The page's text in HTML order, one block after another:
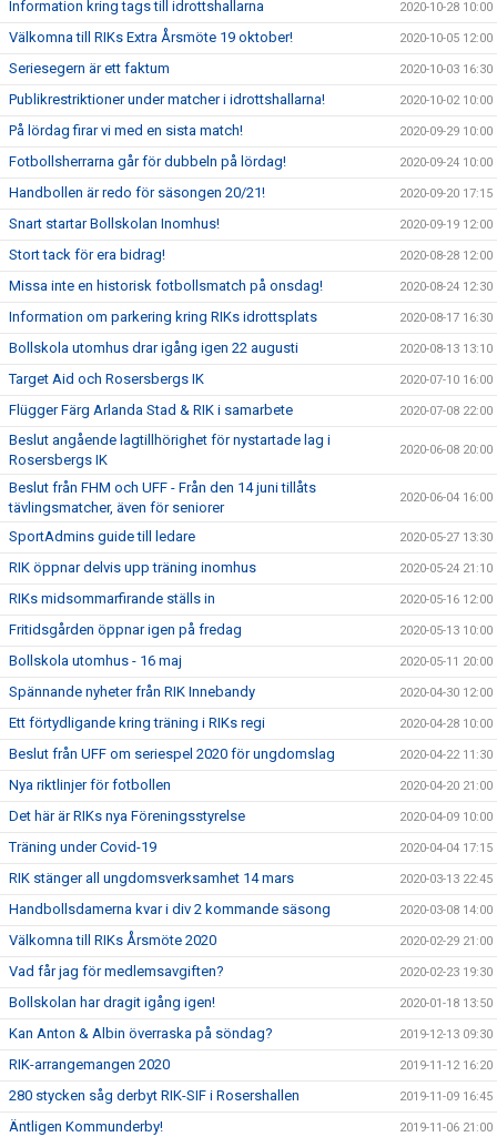
Information kring tags till idrottshallarna 2020-10-28 10:00
Välkomna till RIKs Extra Årsmöte 19 oktober! 2020-10-05 12:00
Seriesegern är ett faktum 2020-10-03 16:30
Publikrestriktioner under matcher i idrottshallarna! 2020-10-02 10:00
På lördag firar vi med en sista match! 2020-09-29 10:00
Fotbollsherrarna går för dubbeln på lördag! 2020-09-24 10:00
Handbollen är redo för säsongen 20/21! 2020-09-20 17:15
Snart startar Bollskolan Inomhus! 2020-09-19 12:00
Stort tack för era bidrag! 2020-08-28 12:00
Missa inte en historisk fotbollsmatch på onsdag! 2020-08-24 12:30
Information om parkering kring RIKs idrottsplats 2020-08-17 16:30
Bollskola utomhus drar igång igen 22 augusti 2020-08-13 13:10
Target Aid och Rosersbergs IK 2020-07-10 16:00
Flügger Färg Arlanda Stad & RIK i samarbete 2020-07-08 22:00
Beslut angående lagtillhörighet för nystartade lag i
Rosersbergs IK
2020-06-08 20:00
Beslut från FHM och UFF - Från den 14 juni tillåts
tävlingsmatcher, även för seniorer
2020-06-04 16:00
SportAdmins guide till ledare 2020-05-27 13:30
RIK öppnar delvis upp träning inomhus 2020-05-24 21:10
RIKs midsommarfirande ställs in 2020-05-16 12:00
Fritidsgården öppnar igen på fredag 2020-05-13 10:00
Bollskola utomhus - 16 maj 2020-05-11 20:00
Spännande nyheter från RIK Innebandy 2020-04-30 12:00
Ett förtydligande kring träning i RIKs regi 2020-04-28 10:00
Beslut från UFF om seriespel 2020 för ungdomslag 2020-04-22 11:30
Nya riktlinjer för fotbollen 2020-04-20 21:00
Det här är RIKs nya Föreningsstyrelse 2020-04-09 10:00
Träning under Covid-19 2020-04-04 17:15
RIK stänger all ungdomsverksamhet 14 mars 2020-03-13 22:45
Handbollsdamerna kvar i div 2 kommande säsong 2020-03-08 14:00
Välkomna till RIKs Årsmöte 2020 2020-02-29 21:00
Vad får jag för medlemsavgiften? 2020-02-23 19:30
Bollskolan har dragit igång igen! 2020-01-18 13:50
Kan Anton & Albin överraska på söndag? 2019-12-13 09:30
RIK-arrangemangen 2020 2019-11-12 16:20
280 stycken såg derbyt RIK-SIF i Rosershallen 2019-11-09 16:45
Äntligen Kommunderby! 2019-11-06 21:00